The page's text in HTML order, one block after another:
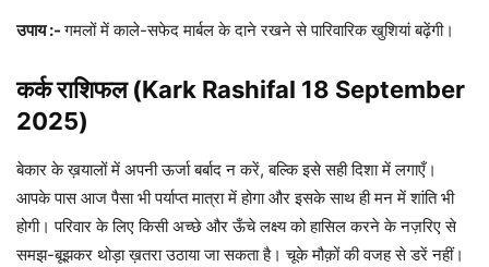
उपाय :-गमलों में काले-सफेद मार्बल के दाने रखने से पारिवारिक खुशियां बढ़ेंगी।
कर्क राशिफल (Kark Rashifal 18 September
2025)
बेकार के ख़यालों में अपनी ऊर्जा बर्बाद न करें, बल्कि इसे सही दिशा में लगाएँ।
आपके पास आज पैसा भी पर्याप्त मात्रा में होगा और इसके साथ ही मन में शांति भी
होगी। परिवार के लिए किसी अच्छे और ऊँचे लक्ष्य को हासिल करने के नज़रिए से
समझ-बूझकर थोड़ा ख़तरा उठाया जा सकता है। चूके मौक़ों की वजह से डरें नहीं।